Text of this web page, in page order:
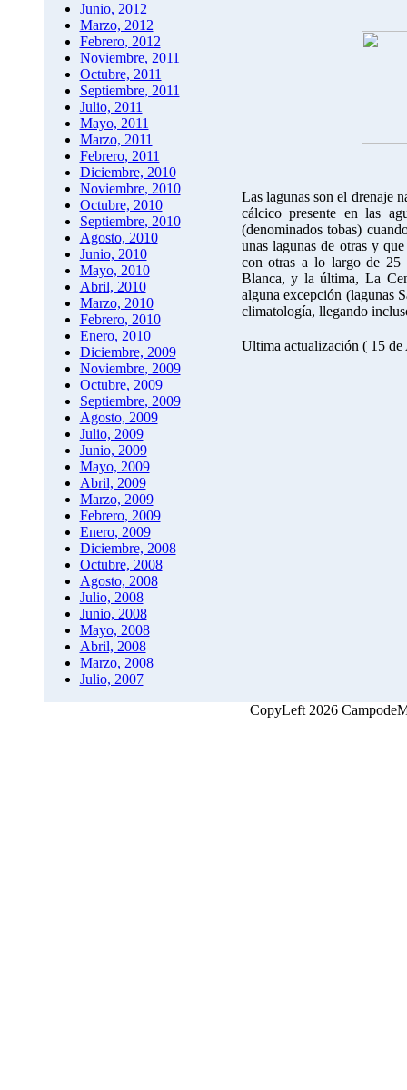
Junio, 2012
Marzo, 2012
Febrero, 2012
Noviembre, 2011
Octubre, 2011
Septiembre, 2011
Julio, 2011
Mayo, 2011
Marzo, 2011
Febrero, 2011
Diciembre, 2010
Noviembre, 2010
Octubre, 2010
Septiembre, 2010
Agosto, 2010
Junio, 2010
Mayo, 2010
Abril, 2010
Marzo, 2010
Febrero, 2010
Enero, 2010
Diciembre, 2009
Noviembre, 2009
Octubre, 2009
Septiembre, 2009
Agosto, 2009
Julio, 2009
Junio, 2009
Mayo, 2009
Abril, 2009
Marzo, 2009
Febrero, 2009
Enero, 2009
Diciembre, 2008
Octubre, 2008
Agosto, 2008
Julio, 2008
Junio, 2008
Mayo, 2008
Abril, 2008
Marzo, 2008
Julio, 2007
Las lagunas son el drenaje
cálcico presente en las
(denominados tobas)
unas lagunas de otras y
con otras a lo largo de 25
Blanca, y la última, La
alguna excepción (lagunas
climatología, llegando
Ultima actualización ( 15
CopyLeft 2026